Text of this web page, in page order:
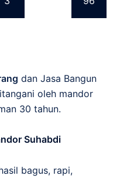
dan Jasa Bangun
oleh mandor
30 tahun.
Suhabdi
bagus, rapi,